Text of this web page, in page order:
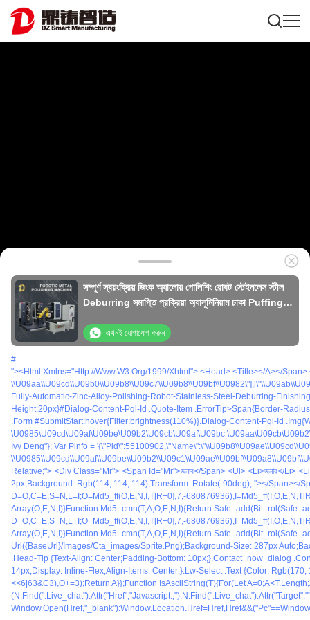
সম্পূর্ণ স্বয়ংক্রিয় জিংক অ্যালোয় পোলিশিং রোবট স্টেইনলেস স্টীল
Deburring সমাপ্তি প্রক্রিয়া অ্যালুমিনিয়াম চাকা Puffing
এখনই যোগাযোগ করুন
#
"><html Xmlns="http://www.w3.org/1999/xhtml"> <head> <title></a></span> <span>#<a Href="/bengali/buy-Auto-Buffing-Machine.html" Title="স্বয়ংক্রিয় মসৃণতা মেশিন">স্বয়ংক্রিয় মসৃণতা মেশিন</a></span> <span>#<a Href="/bengali/buy-Auto-